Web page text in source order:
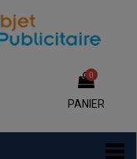
0
PANIER